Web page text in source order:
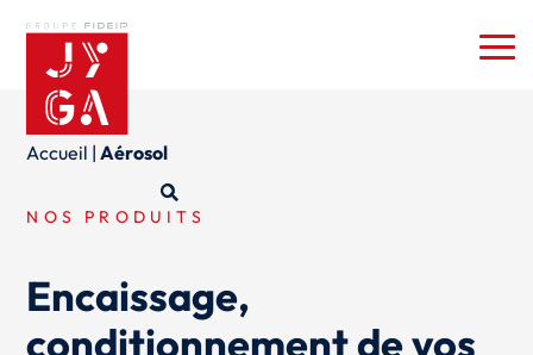
Accueil |Aérosol
NOS PRODUITS
Encaissage,
conditionnement de vos